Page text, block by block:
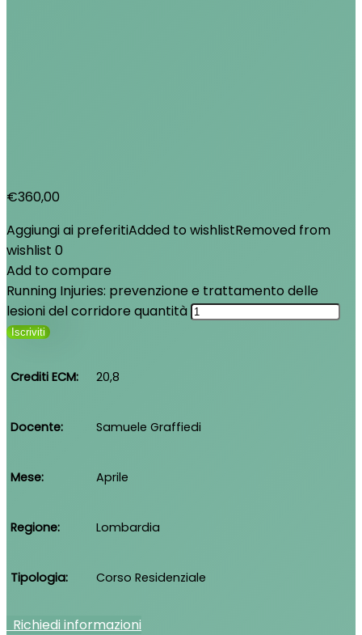
€360,00
Aggiungi ai preferitiAdded to wishlistRemoved from
wishlist 0
Add to compare
Running Injuries: prevenzione e trattamento delle
lesioni del corridore quantità
Iscriviti
Crediti ECM 20,8
Docente Samuele Graffiedi
Mese Aprile
Regione Lombardia
Tipologia Corso Residenziale
Richiedi informazioni